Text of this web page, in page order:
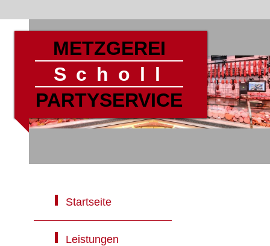
METZGEREI
Scholl
PARTYSERVICE
Startseite
Leistungen